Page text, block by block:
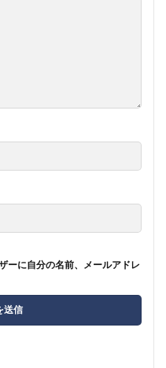
ーに自分の名前、メールアドレ